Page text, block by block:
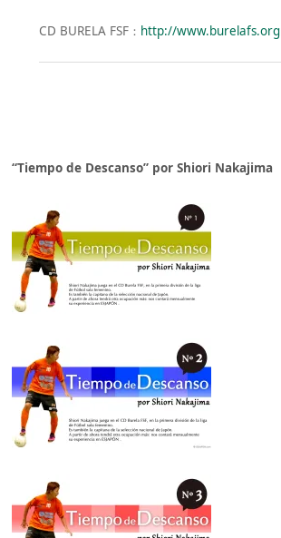
CD BURELA FSF： http://www.burelafs.org
“Tiempo de Descanso” por Shiori Nakajima